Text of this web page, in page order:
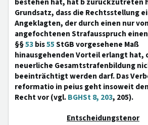
Grundsatz, dass die Rechtsstellung
Angeklagten, der durch einen nur
angefochtenen Strafausspruch
§§53bis55StGB vorgesehene Maß
hinausgehenden Vorteil erlangt hat,
neuerliche Gesamtstrafenbildung
beeinträchtigt werden darf. Das
reformatio in peius geht insoweit
Recht vor (vgl.BGHSt 8, 203, 205).
Entscheidungstenor